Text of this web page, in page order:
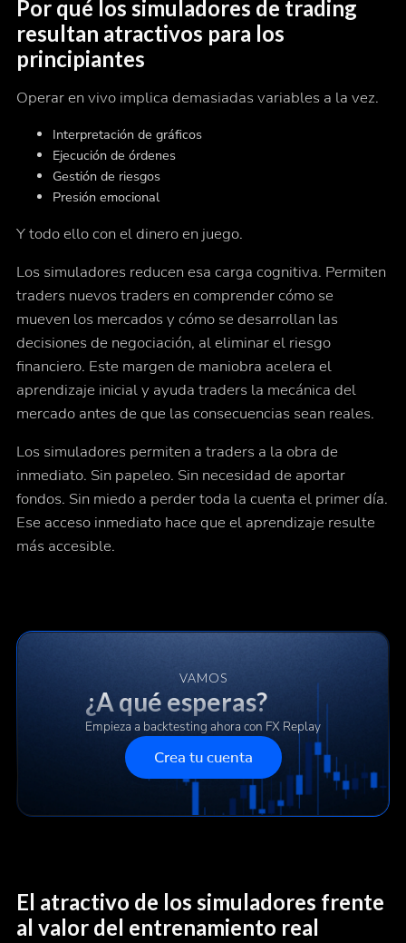
Por qué los simuladores de trading
resultan atractivos para los
principiantes
Operar en vivo implica demasiadas variables a la vez.
Interpretación de gráficos
Ejecución de órdenes
Gestión de riesgos
Presión emocional
Y todo ello con el dinero en juego.
Los simuladores reducen esa carga cognitiva. Permiten
traders nuevos traders en comprender cómo se
mueven los mercados y cómo se desarrollan las
decisiones de negociación, al eliminar el riesgo
financiero. Este margen de maniobra acelera el
aprendizaje inicial y ayuda traders la mecánica del
mercado antes de que las consecuencias sean reales.
Los simuladores permiten a traders a la obra de
inmediato. Sin papeleo. Sin necesidad de aportar
fondos. Sin miedo a perder toda la cuenta el primer día.
Ese acceso inmediato hace que el aprendizaje resulte
más accesible.
VAMOS
¿A qué esperas?
Empieza a backtesting ahora con FX Replay
Crea tu cuenta
El atractivo de los simuladores frente
al valor del entrenamiento real